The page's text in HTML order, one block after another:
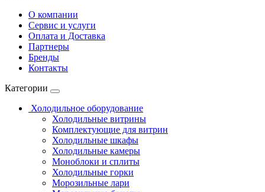
О компании
Сервис и услуги
Оплата и Доставка
Партнеры
Бренды
Контакты
Категории
Холодильное оборудование
Холодильные витрины
Комплектующие для витрин
Холодильные шкафы
Холодильные камеры
Моноблоки и сплиты
Холодильные горки
Морозильные лари